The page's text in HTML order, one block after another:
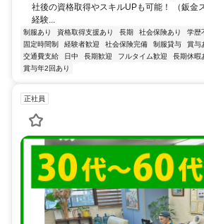
社後の資格取得やスキルUPも可能！ （鈑金
経験...
制服あり 資格取得支援あり 長期 社会保険あり 学歴
固定時間制
経験者歓迎 社会保険完備 制服貸与 賞与
交通費支給
日中 長期歓迎 フルタイム歓迎 長期休暇
賞与年2回あり
正社員